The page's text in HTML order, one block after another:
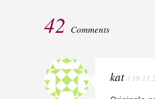
42 Comments
kat /